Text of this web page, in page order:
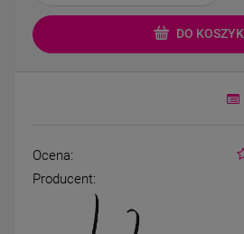
DO
Ocena:
Producent: